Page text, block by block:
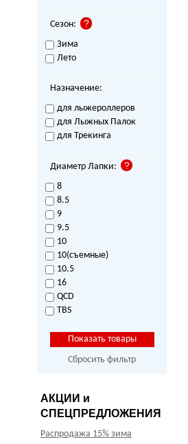
Сезон:
Зима
Лето
Назначение:
для лыжероллеров
для Лыжных Палок
для Трекинга
Диаметр Лапки:
8
8.5
9
9.5
10
10(съемные)
10.5
16
QCD
TBS
Сбросить фильтр
АКЦИИ и
СПЕЦПРЕДЛОЖЕНИЯ
Распродажа 15% зима